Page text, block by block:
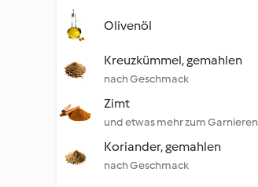
Olivenöl
Kreuzkümmel, gemahlen
nach Geschmack
Zimt
und etwas mehr zum Garnieren
Koriander, gemahlen
nach Geschmack